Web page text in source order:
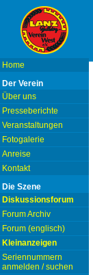
Home
Der Verein
Über uns
Presseberichte
Veranstaltungen
Fotogalerie
Anreise
Kontakt
Die Szene
Diskussionsforum
Forum Archiv
Forum (englisch)
Kleinanzeigen
Seriennummern
anmelden / suchen